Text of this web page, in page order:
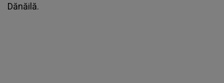
Dănăilă.